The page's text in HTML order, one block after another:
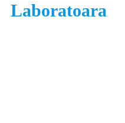
Laboratoara